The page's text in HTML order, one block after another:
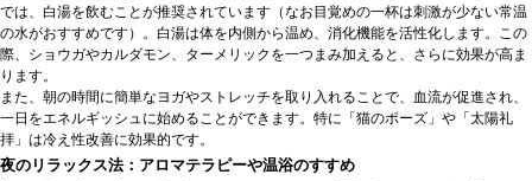
では、白湯を飲むことが推奨されています（なお目覚めの一杯は刺激が少ない常温
の水がおすすめです）。白湯は体を内側から温め、消化機能を活性化します。この
際、ショウガやカルダモン、ターメリックを一つまみ加えると、さらに効果が高ま
ります。
また、朝の時間に簡単なヨガやストレッチを取り入れることで、血流が促進され、
一日をエネルギッシュに始めることができます。特に「猫のポーズ」や「太陽礼
拝」は冷え性改善に効果的です。
夜のリラックス法：アロマテラピーや温浴のすすめ